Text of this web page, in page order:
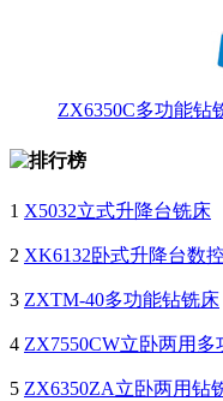
ZX6350C多功能钻
1 X5032立式升降台铣床
2 XK6132卧式升降台数
3 ZXTM-40多功能钻铣床
4 ZX7550CW立卧两用多
5 ZX6350ZA立卧两用钻